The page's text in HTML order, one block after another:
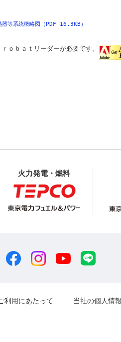
等系統概略図（PDF 16.3KB）
ｏｂａｔリーダーが必要です。
火力発電・燃料
利用にあたって 当社の個人情